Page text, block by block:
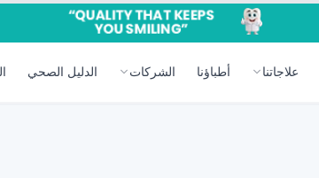
علاجاتنا أطباؤنا الشركات الدليل الصحي